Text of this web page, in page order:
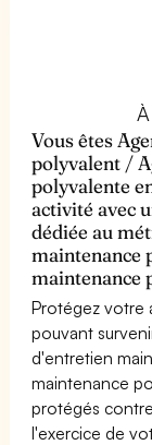
Vous êtes
polyvalent /
polyvalente
activité avec
dédiée au
maintenance
maintenance
Protégez votre
pouvant
d'entretien
maintenance
protégés
l'exercice de